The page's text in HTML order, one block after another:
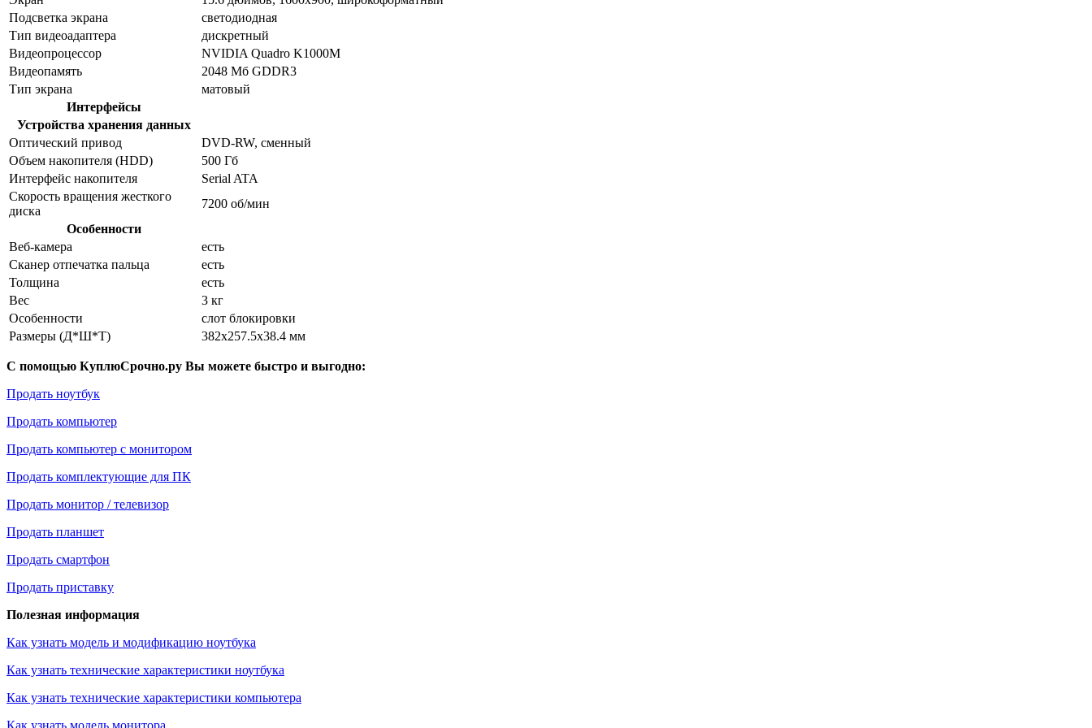
Подсветка экрана
светодиодная
Тип видеоадаптера
дискретный
Видеопроцессор
NVIDIA Quadro K1000M
Видеопамять
2048 Мб GDDR3
Тип экрана
матовый
Интерфейсы
Устройства хранения данных
Оптический привод
DVD-RW, сменный
Объем накопителя (HDD)
500 Гб
Интерфейс накопителя
Serial ATA
Скорость вращения жесткого
диска
7200 об/мин
Особенности
Веб-камера
есть
Сканер отпечатка пальца
есть
Толщина
есть
Вес
3 кг
Особенности
слот блокировки
Размеры (Д*Ш*Т)
382x257.5x38.4 мм
С помощью КуплюСрочно.ру Вы можете быстро и выгодно:
Продать ноутбук
Продать компьютер
Продать компьютер с монитором
Продать комплектующие для ПК
Продать монитор / телевизор
Продать планшет
Продать смартфон
Продать приставку
Полезная информация
Как узнать модель и модификацию ноутбука
Как узнать технические характеристики ноутбука
Как узнать технические характеристики компьютера
Как узнать модель монитора